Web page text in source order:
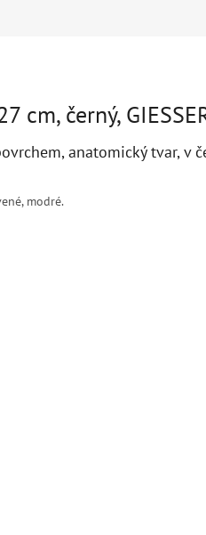
cm, černý,
anatomický tvar, v
modré.